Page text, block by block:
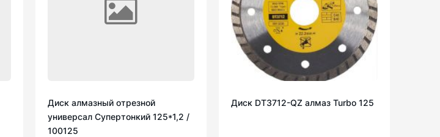
Диск алмазный отрезной
универсал Супертонкий 125*1,2 /
100125
Диск DT3712-QZ алмаз Turbo 125